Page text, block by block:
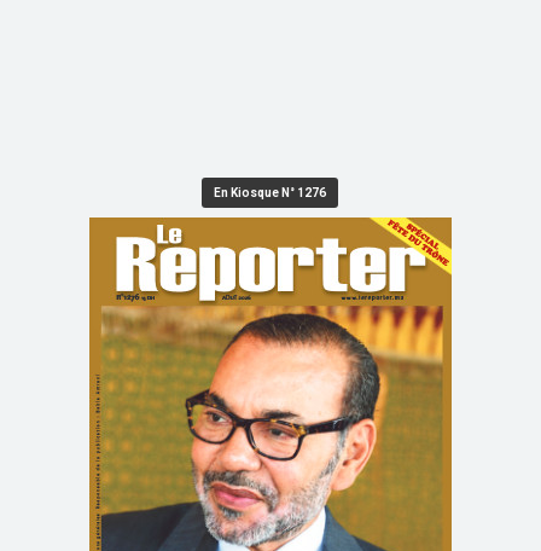
En Kiosque N° 1276